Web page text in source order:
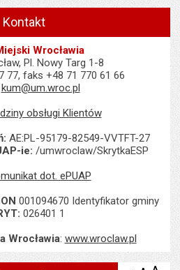
Kontakt
Wrocławia
Pl. Nowy Targ 1-8
77, faks +48 71 770 61 66
kum@um.wroc.pl
obsługi Klientów
AE:PL-95179-82549-VVTFT-27
ie: /umwroclaw/SkrytkaESP
dot. ePUAP
001094670 Identyfikator gminy
026401 1
Wrocławia: www.wroclaw.pl